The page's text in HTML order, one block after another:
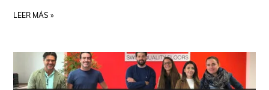
LEER MÁS »